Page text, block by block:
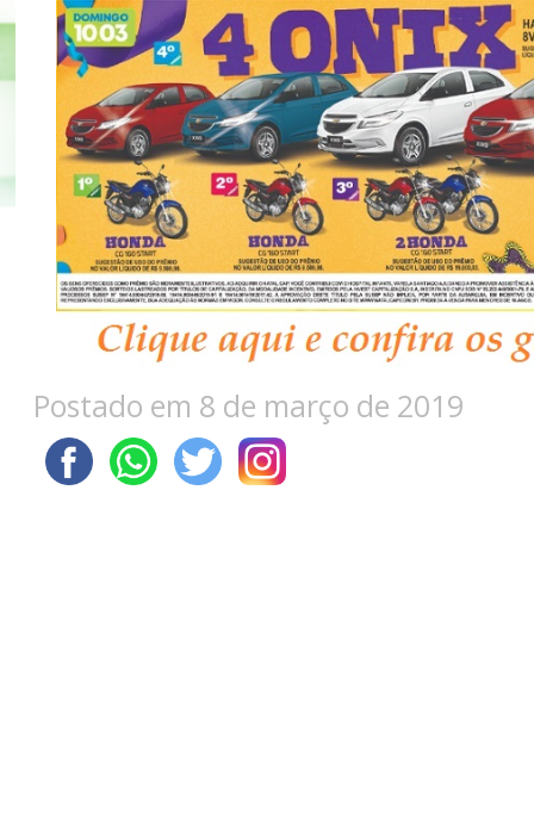
Postado em 8 de março de 2019